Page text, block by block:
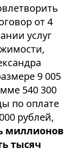
от 4
услуг
9 005
540 300
по оплате
рублей,
миллионов
тысяч